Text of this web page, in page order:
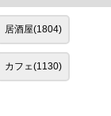
居酒屋(1804)
カフェ(1130)